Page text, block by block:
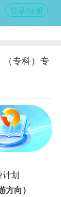
登录/注册
专科）专
划
方向）